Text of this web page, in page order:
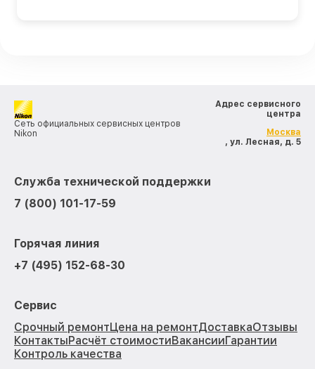
Сеть официальных сервисных центров
Nikon
Адрес сервисного
центра
Москва
, ул. Лесная, д. 5
Служба технической поддержки
7 (800) 101-17-59
Горячая линия
+7 (495) 152-68-30
Сервис
Срочный ремонтЦена на ремонтДоставкаОтзывы
КонтактыРасчёт стоимостиВакансииГарантии
Контроль качества